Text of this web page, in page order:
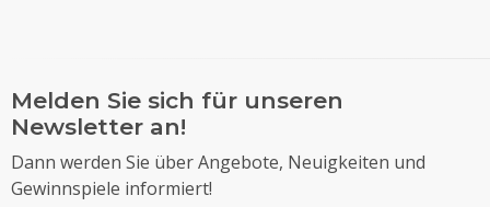
Melden Sie sich für unseren
Newsletter an!
Dann werden Sie über Angebote, Neuigkeiten und
Gewinnspiele informiert!